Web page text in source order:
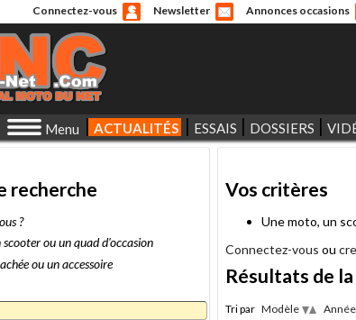
Connectez-vous Newsletter Annonces occasions
Menu ACTUALITÉS ESSAIS DOSSIERS
recherche
?
ou un quad d'occasion
ou un accessoire
Vos critères
Une moto, un
Connectez-vous ou
Résultats de
Tri par Modèle AscDesc
Année